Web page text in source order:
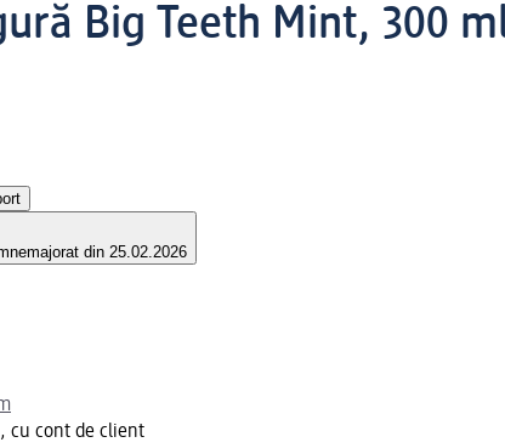
Big Teeth Mint, 300
nemajorat din 25.02.2026
cu cont de client